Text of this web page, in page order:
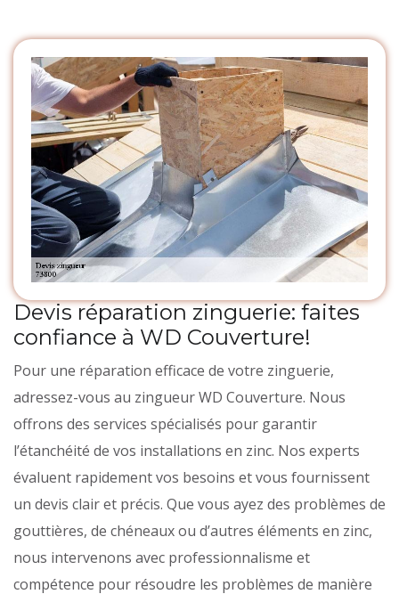
Devis réparation zinguerie: faites
confiance à WD Couverture!
Pour une réparation efficace de votre zinguerie,
adressez-vous au zingueur WD Couverture. Nous
offrons des services spécialisés pour garantir
l’étanchéité de vos installations en zinc. Nos experts
évaluent rapidement vos besoins et vous fournissent
un devis clair et précis. Que vous ayez des problèmes de
gouttières, de chéneaux ou d’autres éléments en zinc,
nous intervenons avec professionnalisme et
compétence pour résoudre les problèmes de manière